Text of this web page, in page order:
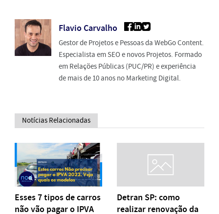
Flavio Carvalho
Gestor de Projetos e Pessoas da WebGo Content.
Especialista em SEO e novos Projetos. Formado
em Relações Públicas (PUC/PR) e experiência
de mais de 10 anos no Marketing Digital.
Notícias Relacionadas
Esses 7 tipos de carros
não vão pagar o IPVA
Detran SP: como
realizar renovação da